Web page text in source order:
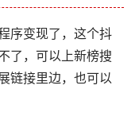
序变现了，这个抖
了，可以上新榜搜
链接里边，也可以